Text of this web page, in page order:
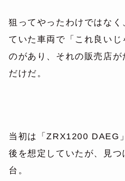
狙ってやったわけではなく
ていた車両で「これ良いじ
のがあり、それの販売店が
だけだ。
当初は「ZRX1200 DAEG
後を想定していたが、見
台。